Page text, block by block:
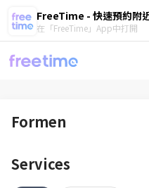
FreeTime - 快速預約附
在「FreeTime」App中打開
Formen
Services